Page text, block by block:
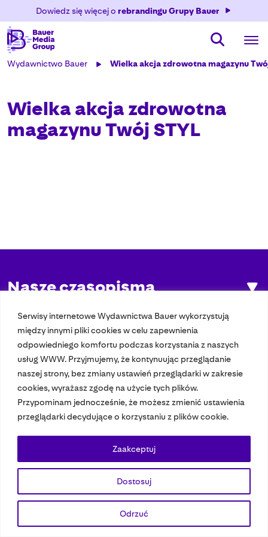
Serwisy internetowe Wydawnictwa Bauer wykorzystują
między innymi pliki cookies w celu zapewnienia
odpowiedniego komfortu podczas korzystania z naszych
usług WWW. Przyjmujemy, że kontynuując przeglądanie
naszej strony, bez zmiany ustawień przeglądarki w zakresie
cookies, wyrażasz zgodę na użycie tych plików.
Przypominam jednocześnie, że możesz zmienić ustawienia
przeglądarki decydujące o korzystaniu z plików cookie.
Dostosuj
Odrzuć
Zaakceptuj
Dowiedz się więcej o rebrandingu Grupy Bauer
Wydawnictwo Bauer Wielka akcja zdrowotna magazynu
Wielka akcja zdrowotna
magazynu Twój STYL
Nasze czasopisma
Nasze strony
© 2023 Bauer Media Group, All Rights Reserved.
Polityka prywatności
Dane osobowe Wydawca EMFA